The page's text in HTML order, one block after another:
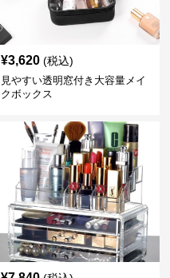
¥3,620 (税込)
見やすい透明窓付き大容量メイ
クボックス